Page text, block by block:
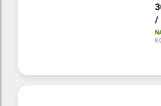
/